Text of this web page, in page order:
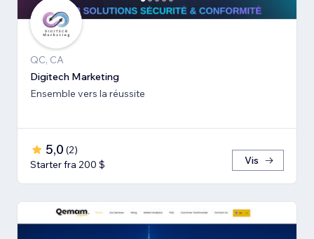
QC, CA
Digitech Marketing
Ensemble vers la réussite
5,0 (2)
Starter fra 200 $
Vis